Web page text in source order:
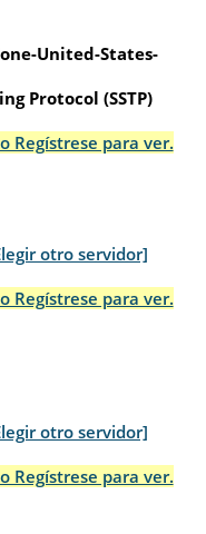
United-States-
Protocol (SSTP)
Regístrese para ver.
otro servidor]
Regístrese para ver.
otro servidor]
Regístrese para ver.